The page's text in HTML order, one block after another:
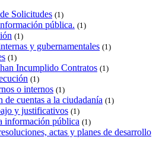
Solicitudes (1)
pública. (1)
(1)
y gubernamentales (1)
(1)
Incumplido Contratos (1)
(1)
o internos (1)
cuentas a la ciudadanía (1)
y justificativos (1)
información pública (1)
actas y planes de desarrollo